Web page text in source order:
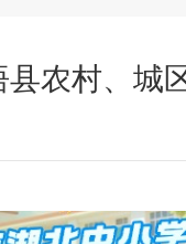
农村、城